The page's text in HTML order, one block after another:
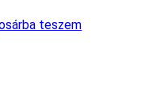
teszem